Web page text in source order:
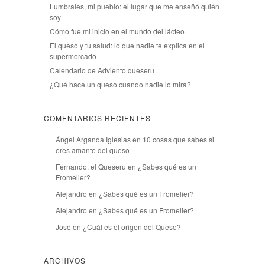
Lumbrales, mi pueblo: el lugar que me enseñó quién
soy
Cómo fue mi inicio en el mundo del lácteo
El queso y tu salud: lo que nadie te explica en el
supermercado
Calendario de Adviento queseru
¿Qué hace un queso cuando nadie lo mira?
COMENTARIOS RECIENTES
Ángel Arganda Iglesiasen 10 cosas que sabes si
eres amante del queso
Fernando, el Queseru en ¿Sabes qué es un
Fromelier?
Alejandro en ¿Sabes qué es un Fromelier?
Alejandro en ¿Sabes qué es un Fromelier?
José en ¿Cuál es el origen del Queso?
ARCHIVOS